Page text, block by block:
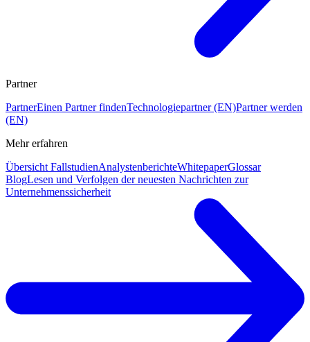
Partner
PartnerEinen Partner findenTechnologiepartner (EN)Partner werden
(EN)
Mehr erfahren
Übersicht FallstudienAnalystenberichteWhitepaperGlossar
BlogLesen und Verfolgen der neuesten Nachrichten zur
Unternehmenssicherheit